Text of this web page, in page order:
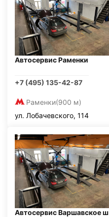
Автосервис Раменки
+7 (495) 135-42-87
Раменки(900 м)
ул. Лобачевского, 114
Автосервис Варшавское ш